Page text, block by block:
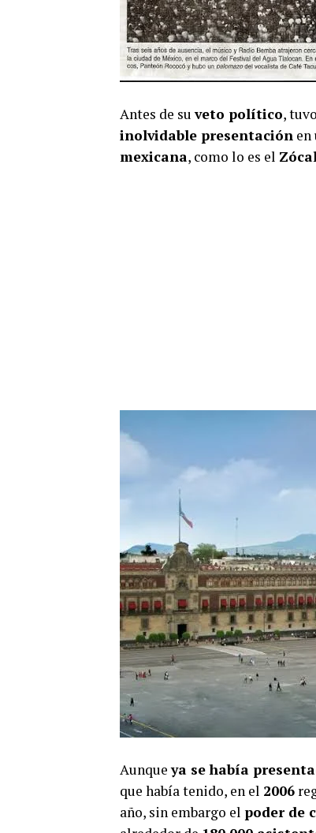
Antes de suveto político,
inolvidable presentación en
mexicana, como lo es el
Aunqueya se había
que había tenido, en el 2006
año, sin embargo el poder de